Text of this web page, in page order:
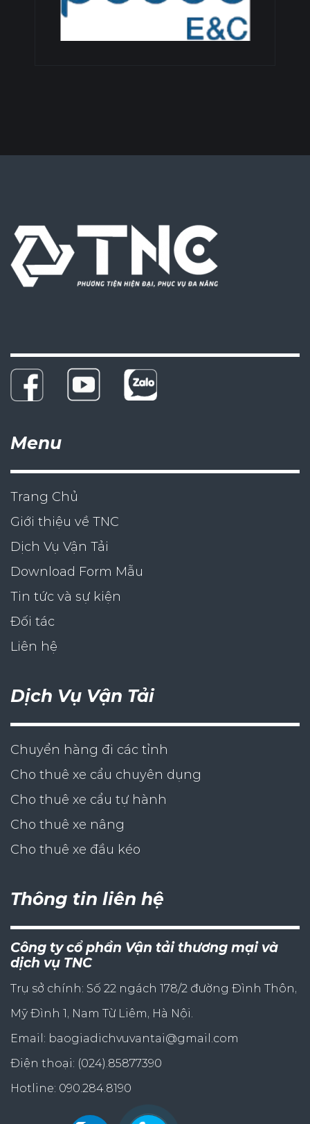
Menu
Trang Chủ
Giới thiệu về TNC
Dịch Vụ Vận Tải
Download Form Mẫu
Tin tức và sự kiện
Đối tác
Liên hệ
Dịch Vụ Vận Tải
Chuyển hàng đi các tỉnh
Cho thuê xe cẩu chuyên dụng
Cho thuê xe cẩu tự hành
Cho thuê xe nâng
Cho thuê xe đầu kéo
Thông tin liên hệ
Công ty cổ phần Vận tải thương mại và
dịch vụ TNC
Trụ sở chính: Số 22 ngách 178/2 đường Đình Thôn,
Mỹ Đình 1, Nam Từ Liêm, Hà Nội.
Email: baogiadichvuvantai@gmail.com
Điện thoại: (024).85877390
Hotline: 090.284.8190